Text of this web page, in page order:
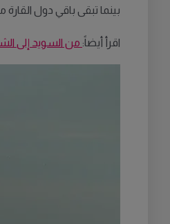
بينما تبقى باقي دول
اقرأ أيضاً: من السويد إلى